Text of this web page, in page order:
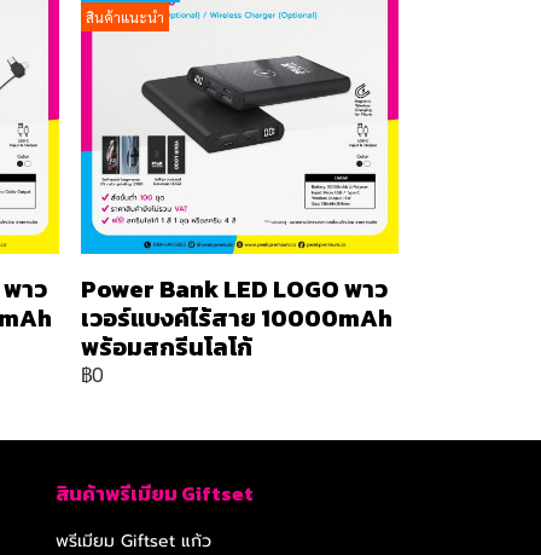
พาว
สินค้าแนะนำ
Power Bank LED LOGO พาว
เวอร์แบงค์ไร้สาย 10000mAh
พร้อมสกรีนโลโก้
฿0
สินค้าพรีเมียม Giftset
พรีเมียม Giftset แก้ว